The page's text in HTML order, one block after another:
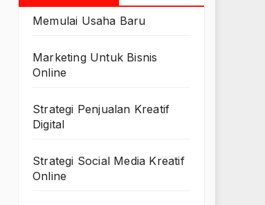
Memulai Usaha Baru
Marketing Untuk Bisnis
Online
Strategi Penjualan Kreatif
Digital
Strategi Social Media Kreatif
Online